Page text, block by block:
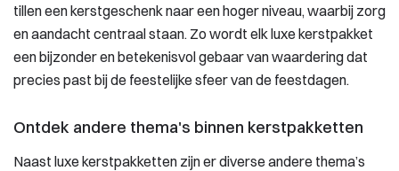
tillen een kerstgeschenk naar een hoger niveau, waarbij zorg
en aandacht centraal staan. Zo wordt elk luxe kerstpakket
een bijzonder en betekenisvol gebaar van waardering dat
precies past bij de feestelijke sfeer van de feestdagen.
Ontdek andere thema's binnen kerstpakketten
Naast luxe kerstpakketten zijn er diverse andere thema’s